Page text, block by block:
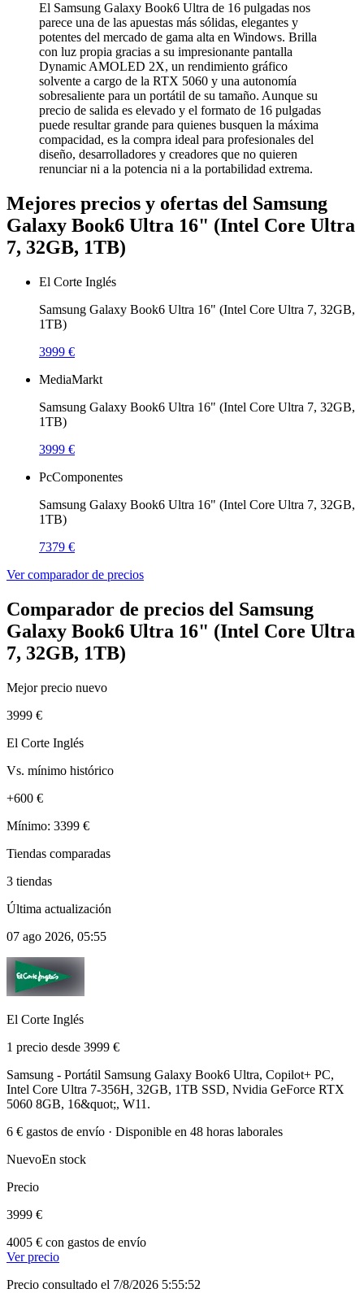
El Samsung Galaxy Book6 Ultra de 16 pulgadas nos
parece una de las apuestas más sólidas, elegantes y
potentes del mercado de gama alta en Windows. Brilla
con luz propia gracias a su impresionante pantalla
Dynamic AMOLED 2X, un rendimiento gráfico
solvente a cargo de la RTX 5060 y una autonomía
sobresaliente para un portátil de su tamaño. Aunque su
precio de salida es elevado y el formato de 16 pulgadas
puede resultar grande para quienes busquen la máxima
compacidad, es la compra ideal para profesionales del
diseño, desarrolladores y creadores que no quieren
renunciar ni a la potencia ni a la portabilidad extrema.
Mejores precios y ofertas del Samsung
Galaxy Book6 Ultra 16" (Intel Core Ultra
7, 32GB, 1TB)
El Corte Inglés
Samsung Galaxy Book6 Ultra 16" (Intel Core Ultra 7, 32GB,
1TB)
3999 €
MediaMarkt
Samsung Galaxy Book6 Ultra 16" (Intel Core Ultra 7, 32GB,
1TB)
3999 €
PcComponentes
Samsung Galaxy Book6 Ultra 16" (Intel Core Ultra 7, 32GB,
1TB)
7379 €
Ver comparador de precios
Comparador de precios del Samsung
Galaxy Book6 Ultra 16" (Intel Core Ultra
7, 32GB, 1TB)
Mejor precio nuevo
3999 €
El Corte Inglés
Vs. mínimo histórico
+600 €
Mínimo: 3399 €
Tiendas comparadas
3 tiendas
Última actualización
07 ago 2026, 05:55
El Corte Inglés
1 precio desde 3999 €
Samsung - Portátil Samsung Galaxy Book6 Ultra, Copilot+ PC,
Intel Core Ultra 7-356H, 32GB, 1TB SSD, Nvidia GeForce RTX
5060 8GB, 16&quot;, W11.
6 € gastos de envío · Disponible en 48 horas laborales
NuevoEn stock
Precio
3999 €
4005 € con gastos de envío
Ver precio
Precio consultado el 7/8/2026 5:55:52